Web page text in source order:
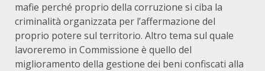
mafie perché proprio della corruzione si ciba la
criminalità organizzata per l’affermazione del
proprio potere sul territorio. Altro tema sul quale
lavoreremo in Commissione è quello del
miglioramento della gestione dei beni confiscati alla